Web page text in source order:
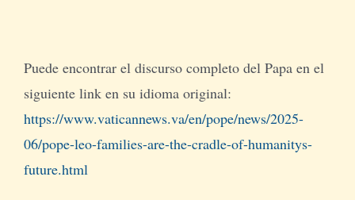
Puede encontrar el discurso completo del Papa en el
siguiente link en su idioma original:
https://www.vaticannews.va/en/pope/news/2025-
06/pope-leo-families-are-the-cradle-of-humanitys-
future.html